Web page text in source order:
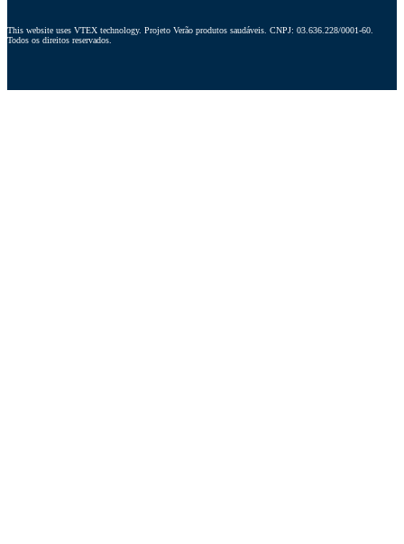
This website uses VTEX technology. Projeto Verão produtos saudáveis. CNPJ: 03.636.228/0001-60.
Todos os direitos reservados.